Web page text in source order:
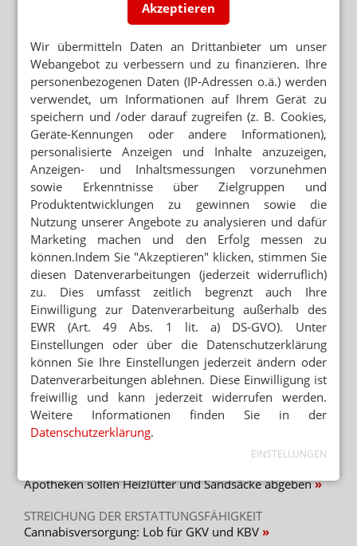
Akzeptieren
Wir übermitteln Daten an Drittanbieter um unser
Webangebot zu verbessern und zu finanzieren. Ihre
personenbezogenen Daten (IP-Adressen o.ä.) werden
verwendet, um Informationen auf Ihrem Gerät zu
speichern und /oder darauf zugreifen (z. B. Cookies,
Geräte-Kennungen oder andere Informationen),
personalisierte Anzeigen und Inhalte anzuzeigen,
Anzeigen- und Inhaltsmessungen vorzunehmen
sowie Erkenntnisse über Zielgruppen und
Produktentwicklungen zu gewinnen sowie die
Nutzung unserer Angebote zu analysieren und dafür
Marketing machen und den Erfolg messen zu
können.Indem Sie "Akzeptieren" klicken, stimmen Sie
diesen Datenverarbeitungen (jederzeit widerruflich)
zu. Dies umfasst zeitlich begrenzt auch Ihre
Einwilligung zur Datenverarbeitung außerhalb des
EWR (Art. 49 Abs. 1 lit. a) DS-GVO). Unter
Einstellungen oder über die Datenschutzerklärung
können Sie Ihre Einstellungen jederzeit ändern oder
Datenverarbeitungen ablehnen. Diese Einwilligung ist
freiwillig und kann jederzeit widerrufen werden.
Weitere Informationen finden Sie in der
Datenschutzerklärung.
EINSTELLUNGEN
Neuere Artikel zum Thema
BÜROKRATIEWAHNSINN
Schließung: „Ich kriege nur noch
Schreikrämpfe“
KEIN GESPRÄCH IM BMG
Freie Apotheker fühlen sich bestraft
SPAHNS PLAN B
Huml: Bayern hält am Rx-Versandverbot fest
APORETRO – DER SATIRISCHE
WOCHENRÜCKBLICK
Wie Spahn Weihnachten gestohlen hat
KAMMER NORDRHEIN ZU PLAN B
Engelen sagt Nein zum Boni-Deckel
Mehr zum Thema
„GERECHT! GESUND! GENIESSEN!“
Hanfparade: Demonstranten fordern umfassende
Legalisierung
Apotheken sollen Heizlüfter und Sandsäcke abgeben
STREICHUNG DER ERSTATTUNGSFÄHIGKEIT
Cannabisversorgung: Lob für GKV und KBV